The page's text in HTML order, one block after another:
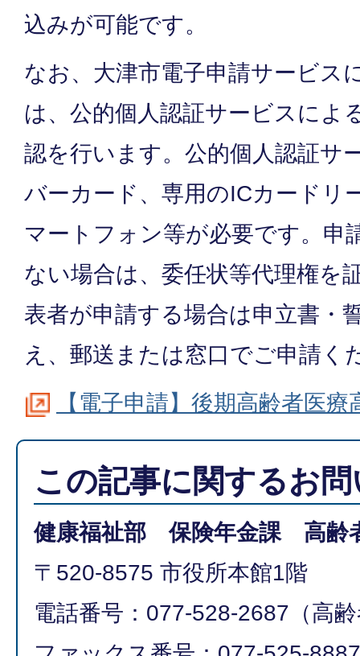
込みが可能です。
なお、大津市電子申請サービス
は、公的個人認証サービスによ
認を行います。公的個人認証サ
バーカード、専用のICカードリ
マートフォン等が必要です。申
ない場合は、委任状等代理権を
表者が申請する場合は申立書・
え、郵送または窓口でご申請く
【電子申請】後期高齢者医
この記事に関するお
健康福祉部 保険年金課 高齢
〒520-8575 市役所本館1階
電話番号：077-528-2687（高